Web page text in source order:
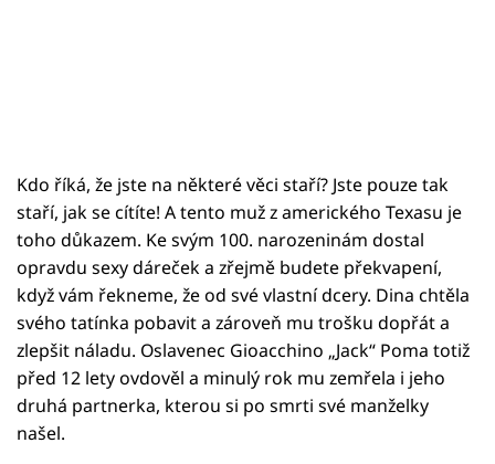
Kdo říká, že jste na některé věci staří? Jste pouze tak
staří, jak se cítíte! A tento muž z amerického Texasu je
toho důkazem. Ke svým 100. narozeninám dostal
opravdu sexy dáreček a zřejmě budete překvapení,
když vám řekneme, že od své vlastní dcery. Dina chtěla
svého tatínka pobavit a zároveň mu trošku dopřát a
zlepšit náladu. Oslavenec Gioacchino „Jack“ Poma totiž
před 12 lety ovdověl a minulý rok mu zemřela i jeho
druhá partnerka, kterou si po smrti své manželky
našel.